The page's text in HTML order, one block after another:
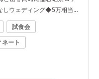
しウェディング◆5万相当8
試食会
ート